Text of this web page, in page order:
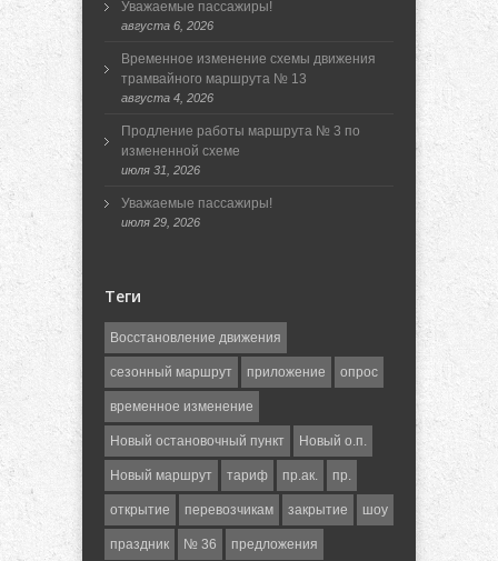
Уважаемые пассажиры!
августа 6, 2026
Временное изменение схемы движения
трамвайного маршрута № 13
августа 4, 2026
Продление работы маршрута № 3 по
измененной схеме
июля 31, 2026
Уважаемые пассажиры!
июля 29, 2026
Теги
Восстановление движения
сезонный маршрут приложение опрос
временное изменение
Новый остановочный пункт Новый о.п.
Новый маршрут тариф пр.ак. пр.
открытие перевозчикам закрытие шоу
праздник № 36 предложения